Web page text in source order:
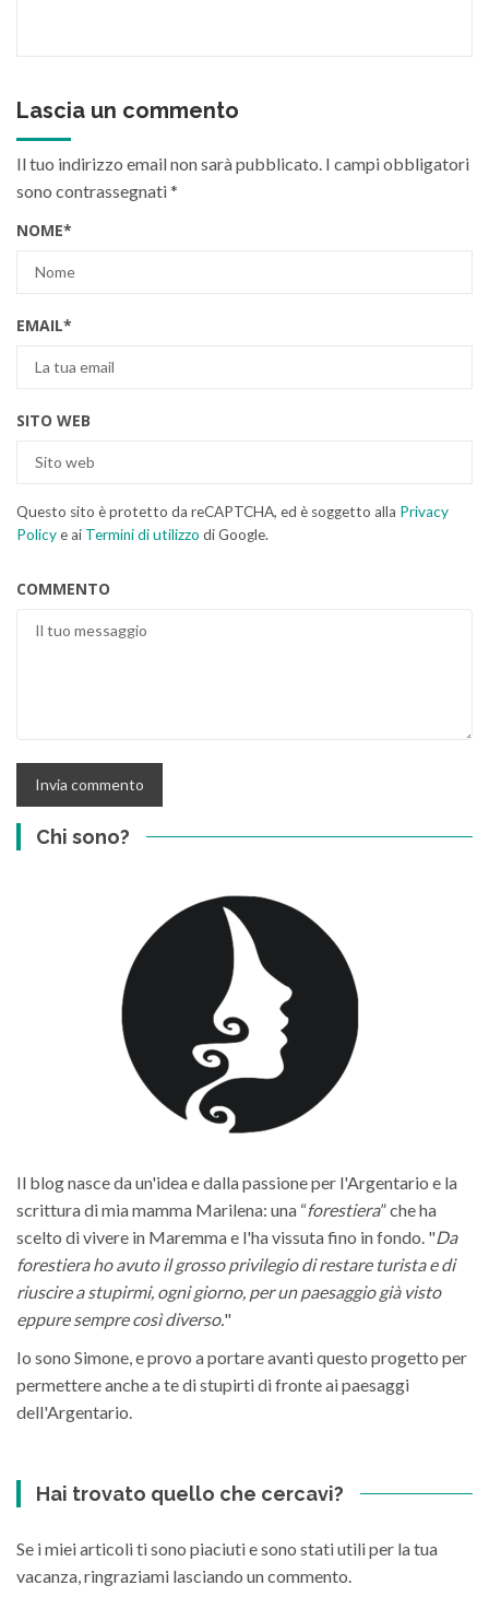
Lascia un commento
Il tuo indirizzo email non sarà pubblicato. I campi obbligatori
sono contrassegnati*
NOME*
EMAIL*
SITO WEB
Questo sito è protetto da reCAPTCHA, ed è soggetto alla Privacy
Policye ai Termini di utilizzo di Google.
COMMENTO
Chi sono?
Il blog nasce da un'idea e dalla passione per l'Argentario e la
scrittura di mia mamma Marilena: una “forestiera” che ha
scelto di vivere in Maremma e l'ha vissuta fino in fondo. "Da
forestiera ho avuto il grosso privilegio di restare turista e di
riuscire a stupirmi, ogni giorno, per un paesaggio già visto
eppure sempre così diverso."
Io sono Simone, e provo a portare avanti questo progetto per
permettere anche a te di stupirti di fronte ai paesaggi
dell'Argentario.
Hai trovato quello che cercavi?
Se i miei articoli ti sono piaciuti e sono stati utili per la tua
vacanza, ringraziami lasciando un commento.